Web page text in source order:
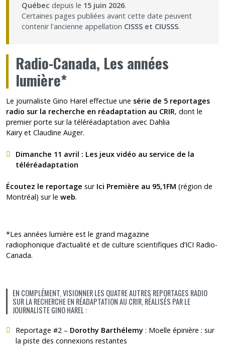
Plan du site
Espace membre
Québec depuis le 15 juin 2026.
Certaines pages publiées avant cette date peuvent
contenir l'ancienne appellation CISSS et CIUSSS.
Radio-Canada, Les années
lumière*
Le journaliste Gino Harel effectue une série de 5 reportages
radio sur la recherche en réadaptation au CRIR, dont le
premier porte sur la téléréadaptation avec Dahlia
Kairy et Claudine Auger.
Dimanche 11 avril : Les jeux vidéo au service de la
téléréadaptation
Écoutez le reportage sur Ici Première au 95,1FM (région de
Montréal) sur le web.
*Les années lumière est le grand magazine
radiophonique d’actualité et de culture scientifiques d’ICI Radio-
Canada.
EN COMPLÉMENT, VISIONNER LES QUATRE AUTRES REPORTAGES RADIO
SUR LA RECHERCHE EN RÉADAPTATION AU CRIR, RÉALISÉS PAR LE
JOURNALISTE GINO HAREL :
Reportage #2 – Dorothy Barthélemy: Moelle épinière : sur
la piste des connexions restantes